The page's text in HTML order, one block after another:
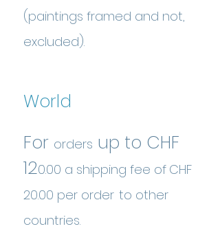
(paintings framed and not,
excluded).
World
For orders up to CHF
120.00 a shipping fee of CHF
20.00 per order to other
countries.